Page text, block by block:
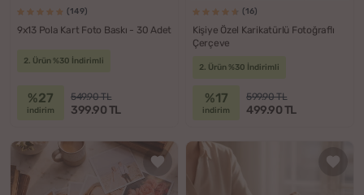
(149)
9x13 Pola Kart Foto Baskı - 30 Adet
2. Ürün %30 İndirimli
%27
indirim
549.90 TL
399.90 TL
(16)
Kişiye Özel Karikatürlü Fotoğraflı
Çerçeve
2. Ürün %30 İndirimli
%17
indirim
599.90 TL
499.90 TL